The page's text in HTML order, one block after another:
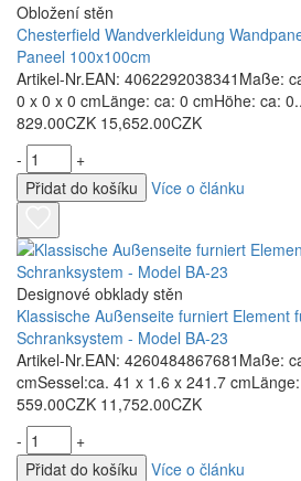
Obložení stěn
Chesterfield Wandverkleidung
Paneel 100x100cm
Artikel-Nr.EAN: 4062292038341Maße:
0 x 0 x 0 cmLänge: ca: 0 cmHöhe: ca: 0..
829.00CZK 15,652.00CZK
-
+
Přidat do košíku
Více o článku
Designové obklady stěn
Klassische Außenseite furniert Element
Schranksystem - Model BA-23
Artikel-Nr.EAN: 4260484867681Maße:
cmSessel:ca. 41 x 1.6 x 241.7
559.00CZK 11,752.00CZK
-
+
Přidat do košíku
Více o článku